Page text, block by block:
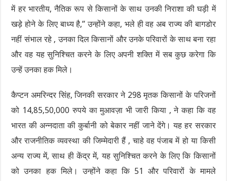
में हर भारतीय, नैतिक रूप से किसानों के साथ उनकी निराशा की घड़ी में
खड़े होने के लिए बाध्य है,” उन्होंने कहा, भले ही वह अब राज्य की बागडोर
नहीं संभाल रहे , उनका दिल किसानों और उनके परिवारों के साथ बना रहा
और वह यह सुनिश्चित करने के लिए अपनी शक्ति में सब कुछ करेगा कि
उन्हें उनका हक मिले।
कैप्टन अमरिन्दर सिंह, जिनकी सरकार ने 298 मृतक किसानों के परिजनों
को 14,85,50,000 रुपये का मुआवज़ा भी जारी किया , ने कहा कि वह
भारत की अन्नदाता की कुर्बानी को बेकार नहीं जाने देंगे। यह हर सरकार
और राजनीतिक व्यवस्था की जिम्मेदारी हैं , चाहे वह पंजाब में हो या किसी
अन्य राज्य में, साथ ही केंद्र में, यह सुनिश्चित करने के लिए कि किसानों
को उनका हक मिले। उन्होंने कहा कि 51 और परिवारों के मामले